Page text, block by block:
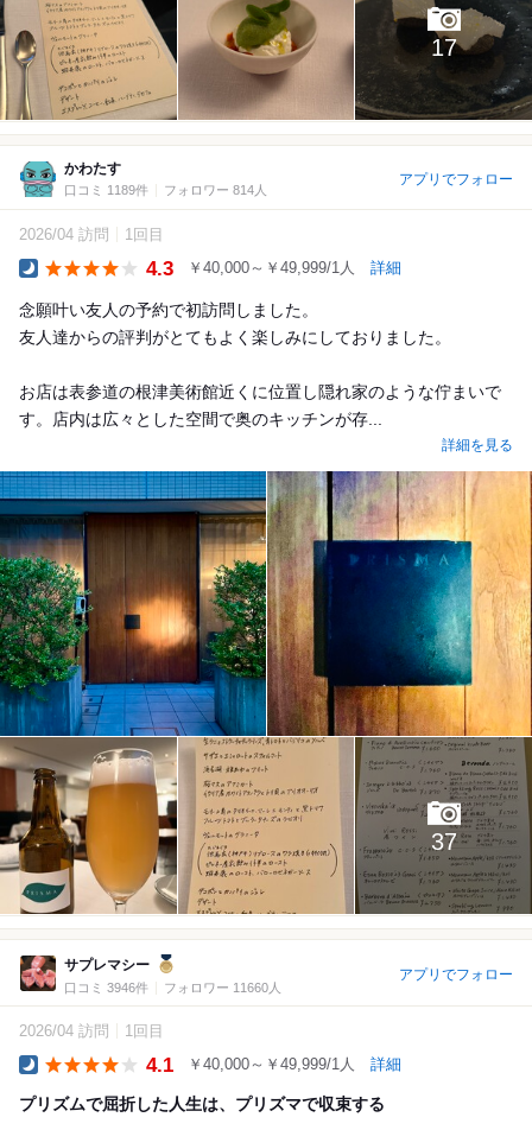
17
かわたす
口コミ 1189件 フォロワー 814人
アプリでフォロー
2026/04 訪問 1回目
4.3 ￥40,000～￥49,999/1人 詳細
念願叶い友人の予約で初訪問しました。
友人達からの評判がとてもよく楽しみにしておりました。
お店は表参道の根津美術館近くに位置し隠れ家のような佇まいで
す。店内は広々とした空間で奥のキッチンが存...
詳細を見る
37
サプレマシー
口コミ 3946件 フォロワー 11660人
アプリでフォロー
2026/04 訪問 1回目
4.1 ￥40,000～￥49,999/1人 詳細
プリズムで屈折した人生は、プリズマで収束する